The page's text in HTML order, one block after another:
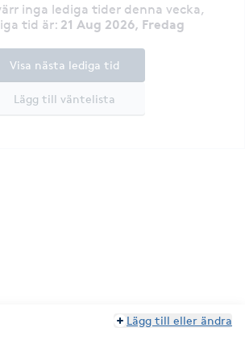
inga lediga tider denna vecka,
tid är: 21 Aug 2026, Fredag
Lägg till väntelista
Visa nästa lediga tid
Lägg till eller ändra